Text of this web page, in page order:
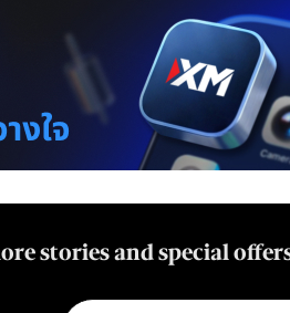
stories and special